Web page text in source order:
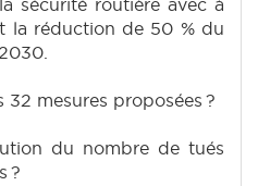
sécurité routière avec à
la réduction de 50 % du
32 mesures proposées ?
du nombre de tués
?